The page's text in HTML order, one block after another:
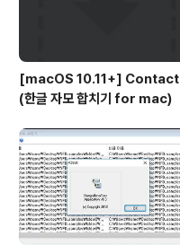
[macOS 10.11+] Contact
(한글 자모 합치기 for mac)